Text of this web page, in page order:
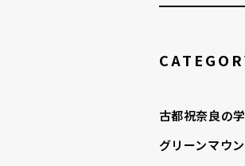
古都祝奈良の
グリーンマウ